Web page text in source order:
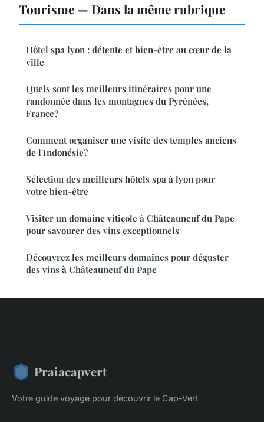
Tourisme — Dans la même rubrique
Hôtel spa lyon : détente et bien-être au cœur de la
ville
Quels sont les meilleurs itinéraires pour une
randonnée dans les montagnes du Pyrénées,
France?
Comment organiser une visite des temples anciens
de l'Indonésie?
Sélection des meilleurs hôtels spa à lyon pour
votre bien-être
Visiter un domaine viticole à Châteauneuf du Pape
pour savourer des vins exceptionnels
Découvrez les meilleurs domaines pour déguster
des vins à Châteauneuf du Pape
Praiacapvert
Votre guide voyage pour découvrir le Cap-Vert